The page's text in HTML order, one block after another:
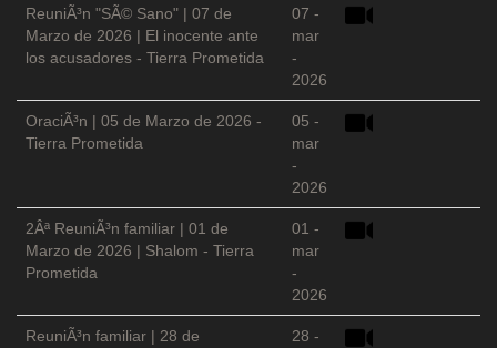
ReuniÃ³n "SÃ© Sano" | 07 de
Marzo de 2026 | El inocente ante
los acusadores - Tierra Prometida
07 -
mar
-
2026
OraciÃ³n | 05 de Marzo de 2026 -
Tierra Prometida
05 -
mar
-
2026
2Âª ReuniÃ³n familiar | 01 de
Marzo de 2026 | Shalom - Tierra
Prometida
01 -
mar
-
2026
ReuniÃ³n familiar | 28 de
28 -